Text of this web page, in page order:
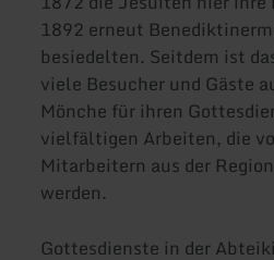
1892 erneut
besiedelten. Seitdem ist
viele Besucher und Gäste
Mönche für ihren
vielfältigen Arbeiten, die
Mitarbeitern aus der
werden.
Gottesdienste in der